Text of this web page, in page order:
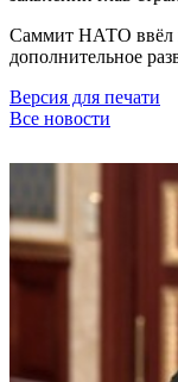
Саммит НАТО ввёл в
дополнительное
Версия для печати
Все новости